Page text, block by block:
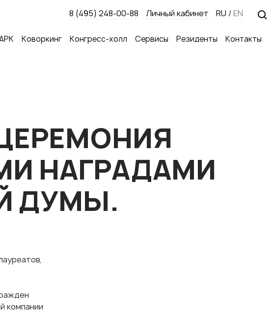
8 (495) 248-00-88 Личный кабинет RU /EN
Коворкинг Конгресс-холл Сервисы Резиденты Контакты
НАГРАДАМИ
ДУМЫ.
компании